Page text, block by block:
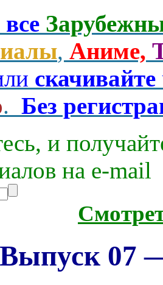
, Аниме,
скачивайте
. Без
и
на e-mаil
07